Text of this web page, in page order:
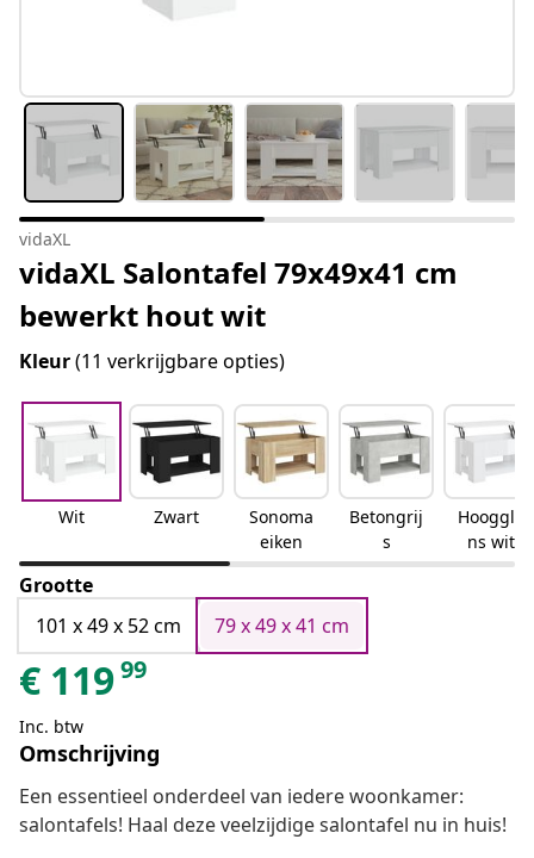
vidaXL
vidaXL Salontafel 79x49x41 cm
bewerkt hout wit
Kleur(11 verkrijgbare opties)
Wit Zwart
Sonoma
eiken
Betongrij
s
Hooggla
ns wit
Grootte
101 x 49 x 52 cm
79 x 49 x 41 cm
€ 11999
Inc. btw
Omschrijving
Een essentieel onderdeel van iedere woonkamer:
salontafels! Haal deze veelzijdige salontafel nu in huis!